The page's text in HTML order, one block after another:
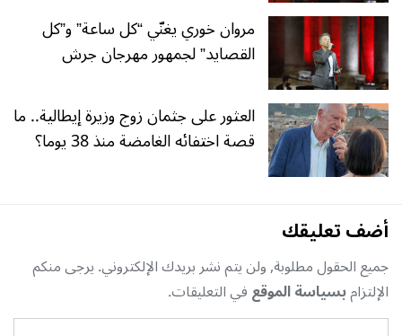
مروان خوري يغنّي “كل ساعة” و”كل
القصايد” لجمهور مهرجان جرش
العثور على جثمان زوج وزيرة إيطالية.. ما
قصة اختفائه الغامضة منذ 38 يوما؟
أضف تعليقك
جميع الحقول مطلوبة, ولن يتم نشر بريدك الإلكتروني. يرجى منكم
الإلتزامبسياسة الموقعفي التعليقات.